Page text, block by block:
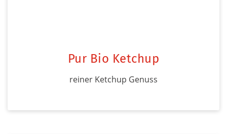
Pur Bio Ketchup
reiner Ketchup Genuss